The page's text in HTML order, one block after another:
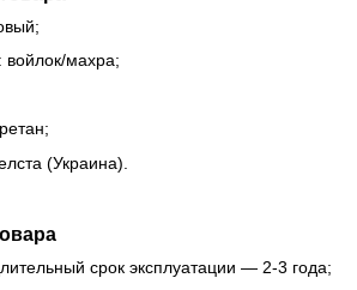
войлок/махра;
(Украина).
срок эксплуатации — 2-3 года;